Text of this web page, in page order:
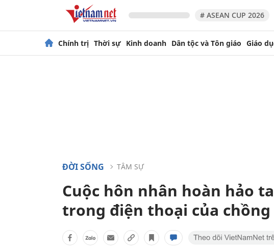
# ASEAN CUP 2026
Chính trị Thời sự Kinh doanh Dân tộc và Tôn giáo Giáo
ĐỜI SỐNG TÂM SỰ
Cuộc hôn nhân hoàn hảo
trong điện thoại của chồng